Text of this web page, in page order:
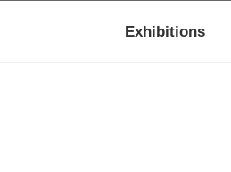
Exhibitions